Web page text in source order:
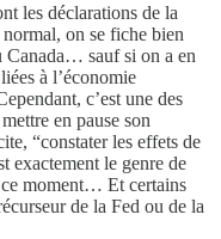
les déclarations de la
on se fiche bien
Canada… sauf si on a en
à l’économie
c’est une des
en pause son
“constater les effets de
exactement le genre de
ce moment… Et certains
de la Fed ou de la